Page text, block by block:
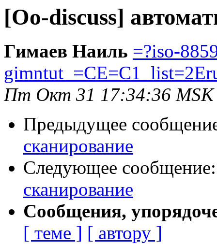
[Oo-discuss]
Гимаев Наиль =?iso-
Пт Окт 31 17:34:36 MSK
Предыдущее
сканирование
Следующее
сканирование
Сообщения,
[ теме ] [ автору ]